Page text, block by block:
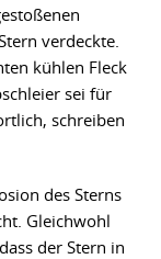
verdeckte.
kühlen Fleck
sei für
schreiben
des Sterns
Gleichwohl
der Stern in